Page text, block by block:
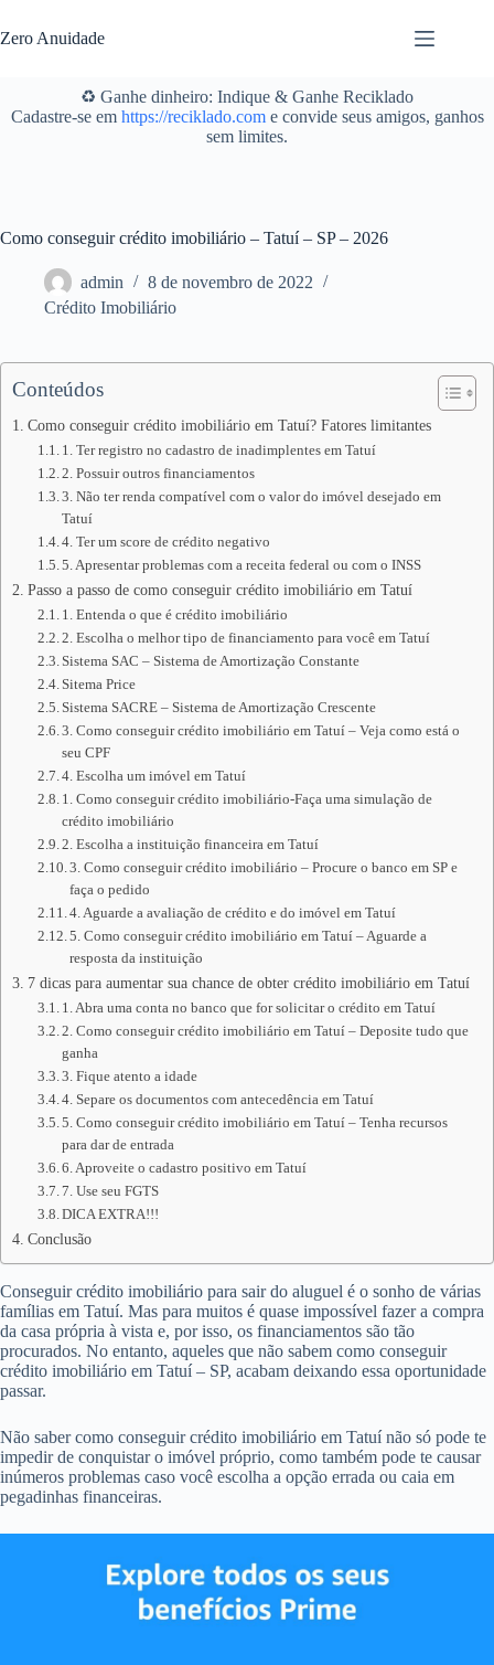
para
o
Zero Anuidade
♻️ Ganhe dinheiro: Indique & Ganhe Reciklado
Cadastre-se em https://reciklado.come convide seus amigos, ganhos
sem limites.
Como conseguir crédito imobiliário – Tatuí – SP – 2026
admin
8 de novembro de 2022
Crédito Imobiliário
Conteúdos
Como conseguir crédito imobiliário em Tatuí? Fatores limitantes
1. Ter registro no cadastro de inadimplentes em Tatuí
2. Possuir outros financiamentos
3. Não ter renda compatível com o valor do imóvel desejado em
Tatuí
4. Ter um score de crédito negativo
5. Apresentar problemas com a receita federal ou com o INSS
Passo a passo de como conseguir crédito imobiliário em Tatuí
1. Entenda o que é crédito imobiliário
2. Escolha o melhor tipo de financiamento para você em Tatuí
Sistema SAC – Sistema de Amortização Constante
Sitema Price
Sistema SACRE – Sistema de Amortização Crescente
3. Como conseguir crédito imobiliário em Tatuí – Veja como está o
seu CPF
4. Escolha um imóvel em Tatuí
1. Como conseguir crédito imobiliário-Faça uma simulação de
crédito imobiliário
2. Escolha a instituição financeira em Tatuí
3. Como conseguir crédito imobiliário – Procure o banco em SP e
faça o pedido
4. Aguarde a avaliação de crédito e do imóvel em Tatuí
5. Como conseguir crédito imobiliário em Tatuí – Aguarde a
resposta da instituição
7 dicas para aumentar sua chance de obter crédito imobiliário em Tatuí
1. Abra uma conta no banco que for solicitar o crédito em Tatuí
2. Como conseguir crédito imobiliário em Tatuí – Deposite tudo que
ganha
3. Fique atento a idade
4. Separe os documentos com antecedência em Tatuí
5. Como conseguir crédito imobiliário em Tatuí – Tenha recursos
para dar de entrada
6. Aproveite o cadastro positivo em Tatuí
7. Use seu FGTS
DICA EXTRA!!!
Conclusão
Conseguir crédito imobiliário para sair do aluguel é o sonho de várias
famílias em Tatuí. Mas para muitos é quase impossível fazer a compra
da casa própria à vista e, por isso, os financiamentos são tão
procurados. No entanto, aqueles que não sabem como conseguir
crédito imobiliário em Tatuí – SP, acabam deixando essa oportunidade
passar.
Não saber como conseguir crédito imobiliário em Tatuí não só pode te
impedir de conquistar o imóvel próprio, como também pode te causar
inúmeros problemas caso você escolha a opção errada ou caia em
pegadinhas financeiras.